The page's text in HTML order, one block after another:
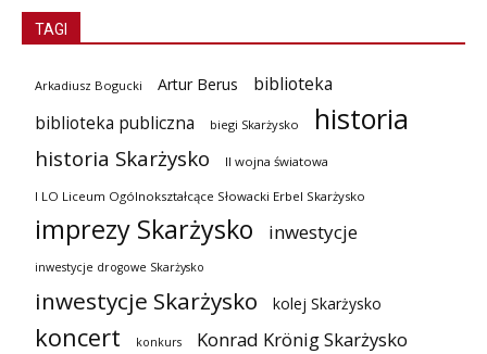
TAGI
Arkadiusz Bogucki Artur Berus
biblioteka
biblioteka publiczna
biegi Skarżysko historia
historia Skarżysko II wojna światowa
I LO Liceum Ogólnokształcące Słowacki Erbel Skarżysko
imprezy Skarżysko inwestycje
inwestycje drogowe Skarżysko
inwestycje Skarżysko kolej Skarżysko
koncert konkurs Konrad Krönig Skarżysko